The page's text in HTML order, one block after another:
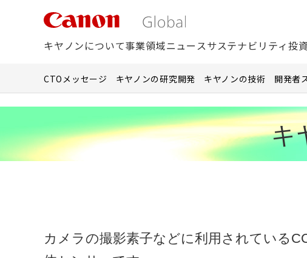
本
文
キヤノンについて事業領域ニュースサステナビリティ投
CTOメッセージ キヤノンの研究開発 キヤノンの技術 開発者
キ
カメラの撮影素子などに利用されている